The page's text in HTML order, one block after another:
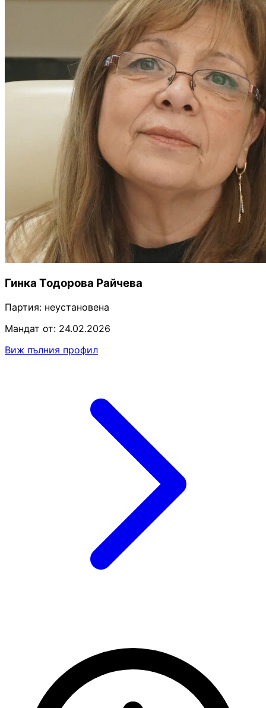
Гинка Тодорова Райчева
Партия: неустановена
Мандат от: 24.02.2026
Виж пълния профил